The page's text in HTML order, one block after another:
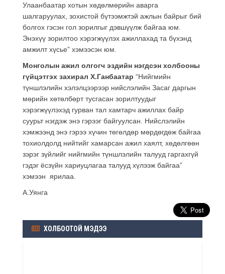
Улаанбаатар хотын хөдөлмөрийн аварга
шалгаруулах, зохистой бүтээмжтэй ажлын байрыг бий
болгох гэсэн гол зорилгыг дэвшүүлж байгаа юм.
Энэхүү зорилтоо хэрэгжүүлэх ажиллахад та бүхэнд
амжилт хүсье” хэмээсэн юм.
Монголын ажил олгогч эздийн нэгдсэн холбооны
гүйцэтгэх захирал Х.Ганбаатар “Нийгмийн
түншлэлийн хэлэлцээрээр нийслэлийн Засаг даргын
мөрийн хөтөлбөрт тусгасан зорилтуудыг
хэрэгжүүлэхэд гурван тал хамтарч ажиллах байр
суурьт нэгдэж энэ гэрээг байгуулсан. Нийслэлийн
хэмжээнд энэ гэрээ хүчин төгөлдөр мөрдөгдөж байгаа
тохиолдолд нийтийг хамарсан ажил хаялт, хөдөлгөөн
зэрэг зүйлийг нийгмийн түншлэлийн талууд гаргахгүй
гэдэг ёсзүйн хариуцлагаа талууд хүлээж байгаа”
хэмээн ярилаа.
А.Уянга
ХОЛБООТОЙ МЭДЭЭ